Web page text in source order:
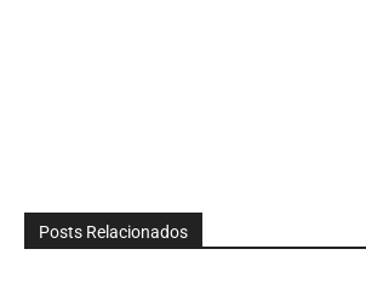
Posts Relacionados